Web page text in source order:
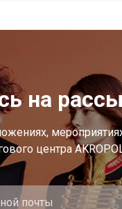
на
центра